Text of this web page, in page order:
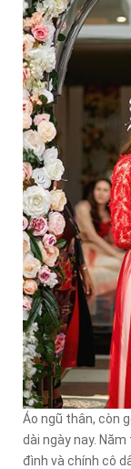
Áo ngũ thân, còn
dài ngày nay.
đình và chính cô